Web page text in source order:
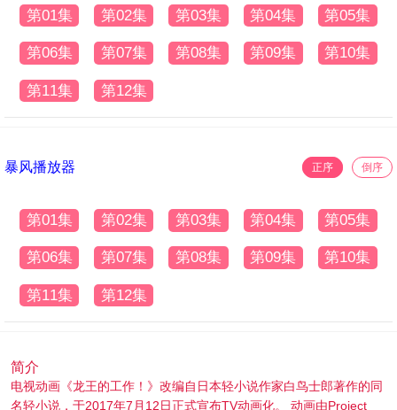
第01集 第02集 第03集 第04集 第05集
第06集 第07集 第08集 第09集 第10集
第11集 第12集
暴风播放器 正序 倒序
第01集 第02集 第03集 第04集 第05集
第06集 第07集 第08集 第09集 第10集
第11集 第12集
简介
电视动画《龙王的工作！》改编自日本轻小说作家白鸟士郎著作的同
名轻小说，于2017年7月12日正式宣布TV动画化。 动画由Project